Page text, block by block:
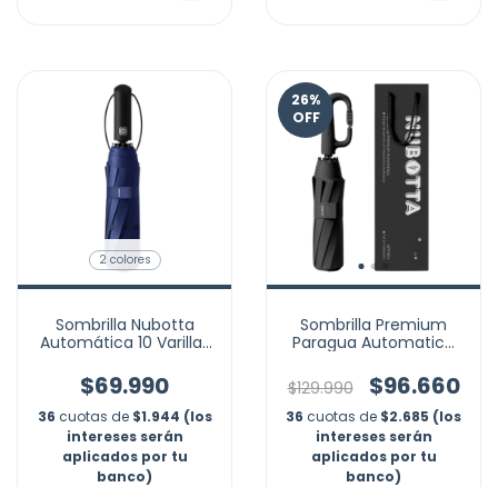
2 colores
Sombrilla Nubotta
Automática 10 Varillas
$69.990
36 cuotas de $1.944 (los
intereses serán
aplicados por tu
banco)
26%
OFF
Sombrilla Premium
Paragua Automatico
Candado Marca
Nubotta
$129.990 $96.660
36 cuotas de $2.685 (los
intereses serán
aplicados por tu
banco)